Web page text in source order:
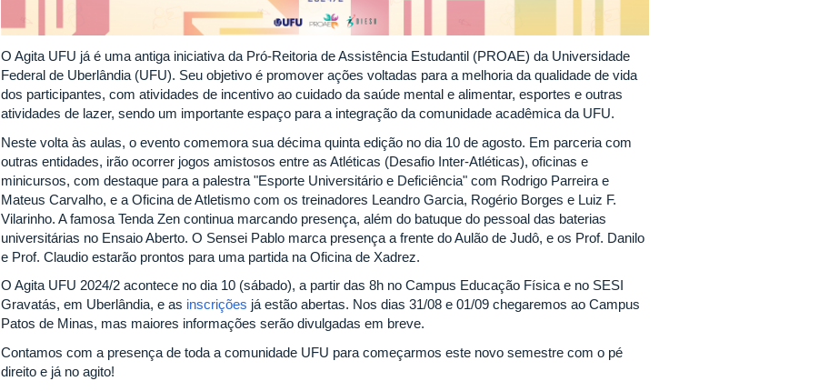
O Agita UFU já é uma antiga iniciativa da Pró-Reitoria de Assistência Estudantil (PROAE) da Universidade
Federal de Uberlândia (UFU). Seu objetivo é promover ações voltadas para a melhoria da qualidade de vida
dos participantes, com atividades de incentivo ao cuidado da saúde mental e alimentar, esportes e outras
atividades de lazer, sendo um importante espaço para a integração da comunidade acadêmica da UFU.
Neste volta às aulas, o evento comemora sua décima quinta edição no dia 10 de agosto. Em parceria com
outras entidades, irão ocorrer jogos amistosos entre as Atléticas (Desafio Inter-Atléticas), oficinas e
minicursos, com destaque para a palestra "Esporte Universitário e Deficiência" com Rodrigo Parreira e
Mateus Carvalho, e a Oficina de Atletismo com os treinadores Leandro Garcia, Rogério Borges e Luiz F.
Vilarinho. A famosa Tenda Zen continua marcando presença, além do batuque do pessoal das baterias
universitárias no Ensaio Aberto. O Sensei Pablo marca presença a frente do Aulão de Judô, e os Prof. Danilo
e Prof. Claudio estarão prontos para uma partida na Oficina de Xadrez.
O Agita UFU 2024/2 acontece no dia 10 (sábado), a partir das 8h no Campus Educação Física e no SESI
Gravatás, em Uberlândia, e as inscrições já estão abertas. Nos dias 31/08 e 01/09 chegaremos ao Campus
Patos de Minas, mas maiores informações serão divulgadas em breve.
Contamos com a presença de toda a comunidade UFU para começarmos este novo semestre com o pé
direito e já no agito!